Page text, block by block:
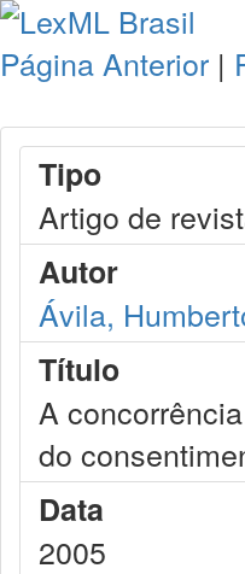
Página Anterior |
Tipo
Artigo de
Autor
Ávila,
Título
A
do
Data
2005